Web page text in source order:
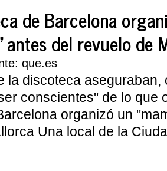
de Barcelona
del revuelo de
que.es
la discoteca aseguraban,
conscientes" de lo que
organizó un
Una local de la